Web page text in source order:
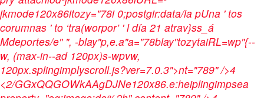
jkmode120x86itozy="78i 0;postgir:data/la pUna ' tos
corumnas ' to ‘tra(worpor’ ' l día 21 atrav}ss_á
Mdeportes/e" ", -blay"p,e.a"a="78blay"tozytaiRL=wp"{--
w, (max-in--ad 120px)s-wpvw,
120px.splingimplyscroll.js?ver=7.0.3">nt="789" />4
<2/GGxQQGOWkAAgDJNe120x86.e:heiplingimpsea